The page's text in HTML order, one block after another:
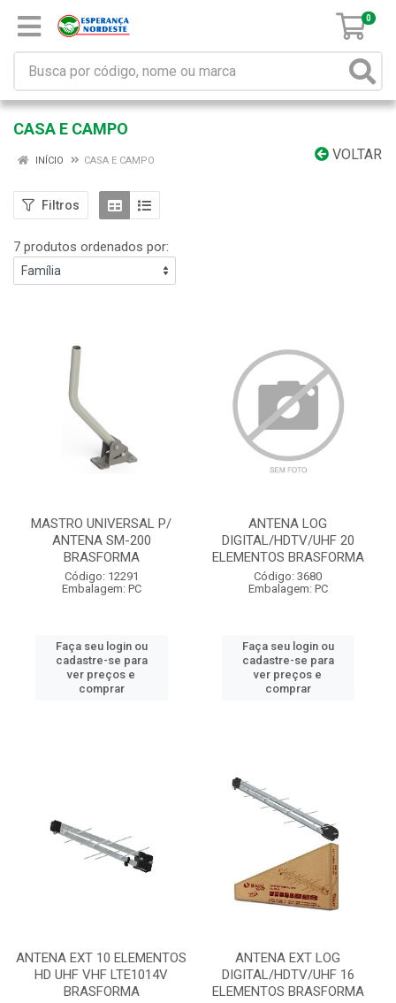
0
CASA E CAMPO
VOLTAR
INÍCIO CASA E CAMPO
Filtros
7 produtos ordenados por:
MASTRO UNIVERSAL P/
ANTENA SM-200
BRASFORMA
Código: 12291
Embalagem: PC
Faça seu login ou
cadastre-se para
ver preços e
comprar
ANTENA LOG
DIGITAL/HDTV/UHF 20
ELEMENTOS BRASFORMA
Código: 3680
Embalagem: PC
Faça seu login ou
cadastre-se para
ver preços e
comprar
ANTENA EXT 10 ELEMENTOS
HD UHF VHF LTE1014V
BRASFORMA
ANTENA EXT LOG
DIGITAL/HDTV/UHF 16
ELEMENTOS BRASFORMA